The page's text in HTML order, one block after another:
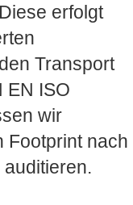
erfolgt
Transport
EN ISO
wir
Footprint nach